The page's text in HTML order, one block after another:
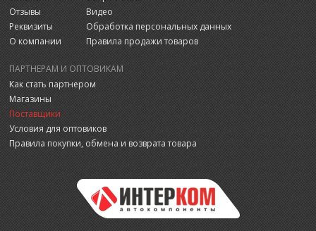
Отзывы
Реквизиты
О компании
Видео
Обработка персональных данных
Правила продажи товаров
ПАРТНЕРАМ И ОПТОВИКАМ
Как стать партнером
Магазины
Поставщики
Условия для оптовиков
Правила покупки, обмена и возврата товара